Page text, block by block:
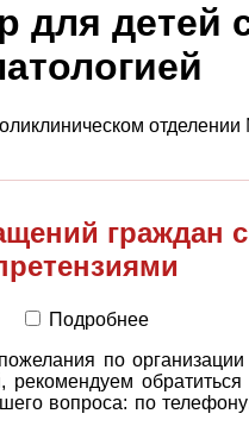
для детей
граждан
Подробнее
по
рекомендуем
вопроса: по